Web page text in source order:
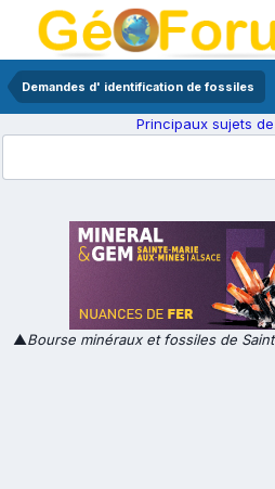
Demandes d' identification de fossiles
Principaux sujets
▲Bourse minéraux et fossiles de